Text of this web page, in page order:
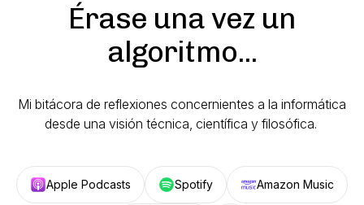
Érase una vez un
algoritmo...
Mi bitácora de reflexiones concernientes a la informática
desde una visión técnica, científica y filosófica.
Apple Podcasts Spotify Amazon Music